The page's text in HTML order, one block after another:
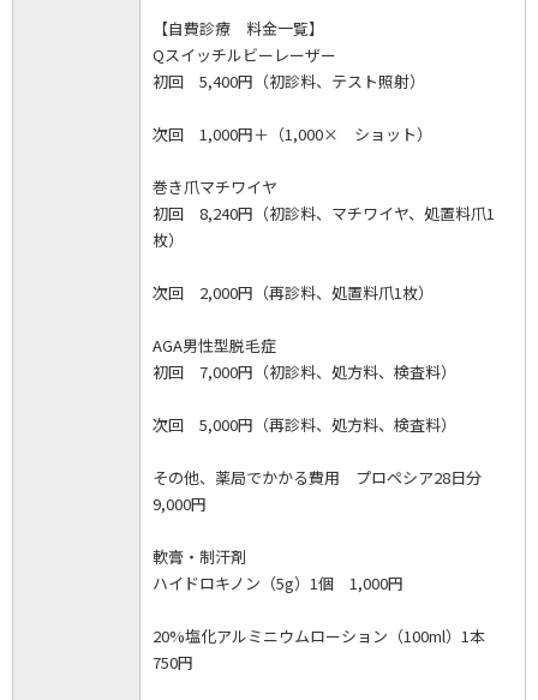
【自費診療 料金一覧】
Qスイッチルビーレーザー
初回 5,400円（初診料、テスト照射）
次回 1,000円＋（1,000× ショット）
巻き爪マチワイヤ
初回 8,240円（初診料、マチワイヤ、処置料爪1
枚）
次回 2,000円（再診料、処置料爪1枚）
AGA男性型脱毛症
初回 7,000円（初診料、処方料、検査料）
次回 5,000円（再診料、処方料、検査料）
その他、薬局でかかる費用 プロペシア28日分
9,000円
軟膏・制汗剤
ハイドロキノン（5g）1個 1,000円
20%塩化アルミニウムローション（100ml）1本
750円